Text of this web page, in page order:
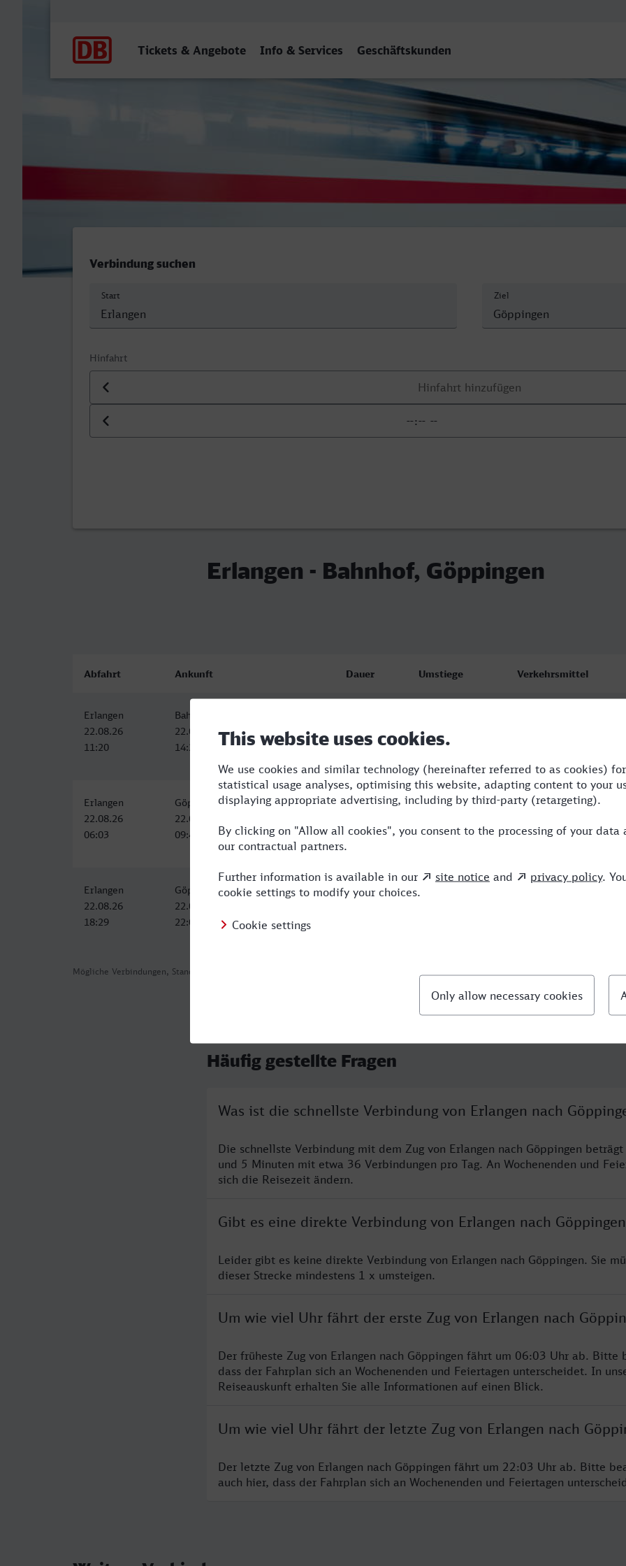
Tickets & Angebote Info & Services Geschäftskunden
Erlangen - Bahnhof, Göppingen
Verbindung suchen
Start Ziel
Hinfahrt
Datum der Hinfahrt
Uhrzeit der Hinfahrt
Erlangen - Bahnhof, Göppingen
Mögliche Verbindungen, Stand: 2026-08-08 02:22
Abfahrt Ankunft Dauer Umstiege Verkehrsmittel
Erlangen
22.08.26
11:20
Bahnhof, Göppingen
22.08.26
14:25
Erlangen
22.08.26
06:03
Göppingen
22.08.26
09:47
3:44 2 RE,ARV
Erlangen
22.08.26
18:29
Göppingen
22.08.26
22:06
3:37
Häufig gestellte Fragen
Was ist die schnellste Verbindung von Erlangen nach
Die schnellste Verbindung mit dem Zug von Erlangen nach Göppingen beträgt
und 5 Minuten mit etwa 36 Verbindungen pro Tag. An Wochenenden und
sich die Reisezeit ändern.
Gibt es eine direkte Verbindung von Erlangen nach
Leider gibt es keine direkte Verbindung von Erlangen nach Göppingen. Sie
dieser Strecke mindestens 1 x umsteigen.
Um wie viel Uhr fährt der erste Zug von Erlangen nach
Der früheste Zug von Erlangen nach Göppingen fährt um 06:03 Uhr ab. Bitte
dass der Fahrplan sich an Wochenenden und Feiertagen unterscheidet. In
Reiseauskunft erhalten Sie alle Informationen auf einen Blick.
Um wie viel Uhr fährt der letzte Zug von Erlangen nach
Der letzte Zug von Erlangen nach Göppingen fährt um 22:03 Uhr ab. Bitte
auch hier, dass der Fahrplan sich an Wochenenden und Feiertagen